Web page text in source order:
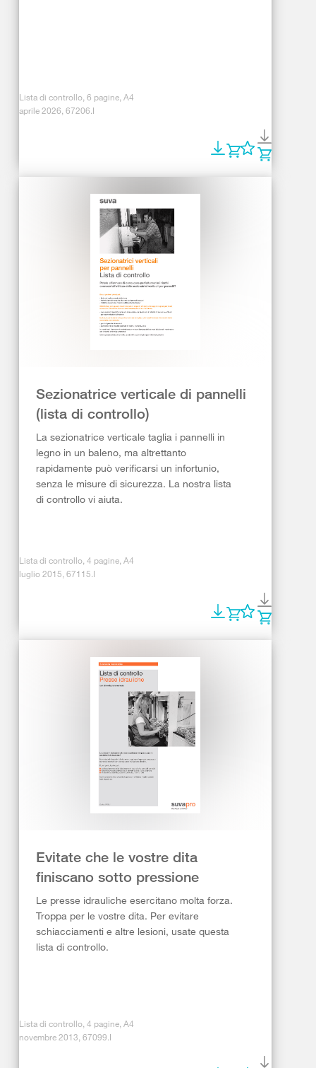
Lista di controllo, 6 pagine, A4
aprile 2026, 67206.I
Sezionatrice verticale di pannelli
(lista di controllo)
La sezionatrice verticale taglia i pannelli in
legno in un baleno, ma altrettanto
rapidamente può verificarsi un infortunio,
senza le misure di sicurezza. La nostra lista
di controllo vi aiuta.
Lista di controllo, 4 pagine, A4
luglio 2015, 67115.I
Evitate che le vostre dita
finiscano sotto pressione
Le presse idrauliche esercitano molta forza.
Troppa per le vostre dita. Per evitare
schiacciamenti e altre lesioni, usate questa
lista di controllo.
Lista di controllo, 4 pagine, A4
novembre 2013, 67099.I